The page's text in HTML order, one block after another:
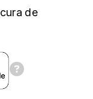
de